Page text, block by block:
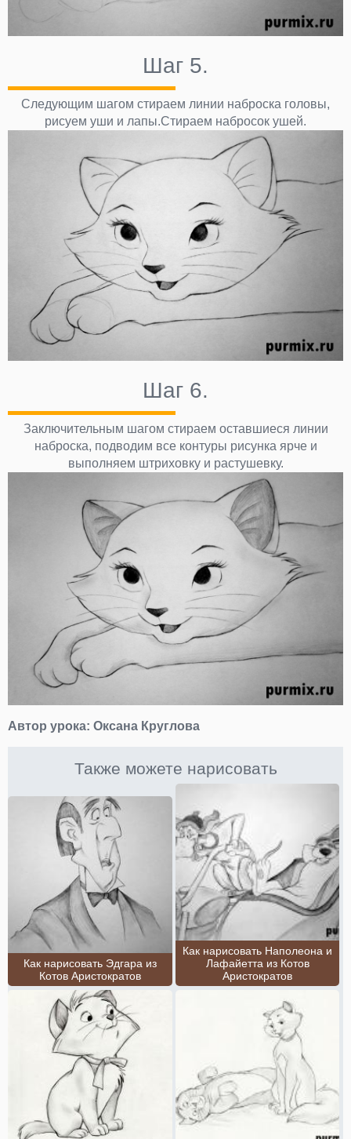
Шаг 5.
Следующим шагом стираем линии наброска головы,
рисуем уши и лапы.Стираем набросок ушей.
Шаг 6.
Заключительным шагом стираем оставшиеся линии
наброска, подводим все контуры рисунка ярче и
выполняем штриховку и растушевку.
Автор урока: Оксана Круглова
Также можете нарисовать
Как нарисовать Эдгара из
Котов Аристократов
Как нарисовать Наполеона и
Лафайетта из Котов
Аристократов